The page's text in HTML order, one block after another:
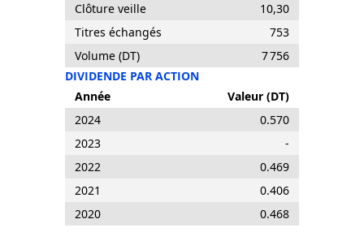
Clôture veille
10,30
Titres échangés
753
Volume (DT)
7 756
DIVIDENDE PAR ACTION
Année
Valeur (DT)
2024
0.570
2023
-
2022
0.469
2021
0.406
2020
0.468